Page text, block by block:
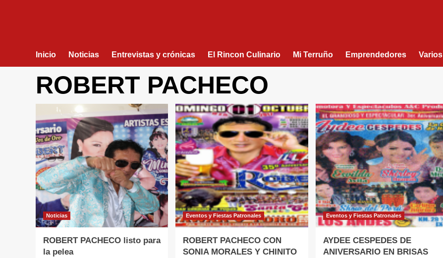
Inicio Noticias Entrevistas y crónicas El Rincon Culinario Mi Terruño Emprendedores Varios
ROBERT PACHECO
Noticias
ROBERT PACHECO listo para
la pelea
Eventos y Fiestas Patronales
ROBERT PACHECO CON
SONIA MORALES Y CHINITO
Eventos y Fiestas Patronales
AYDEE CESPEDES DE
ANIVERSARIO EN BRISAS